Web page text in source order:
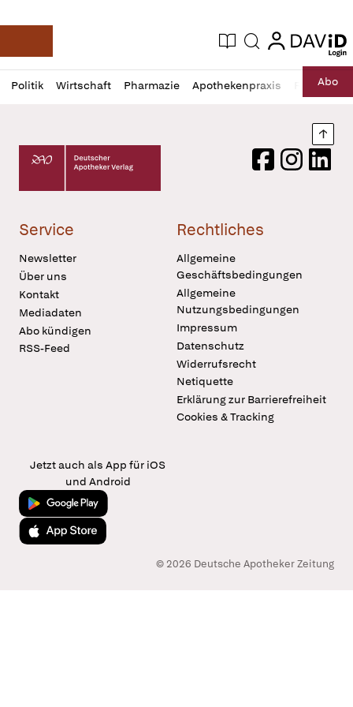
Deutsche Apotheker Zeitung
Aktuelle Ausgabe
Suche login
login
Politik Wirtschaft Pharmazie Apothekenpraxis RechtAbo
Profil
öffnen
Daz
Pur
Deutscher Apotheker Verlag Logo
FacebookInstagram
Service
Newsletter
Über uns
Kontakt
Mediadaten
Abo kündigen
RSS-Feed
Rechtliches
Allgemeine
Geschäftsbedingungen
Allgemeine
Nutzungsbedingungen
Impressum
Datenschutz
Widerrufsrecht
Netiquette
Erklärung zur Barrierefreiheit
Cookies & Tracking
Jetzt auch als App für iOS
und Android
Jetzt bei Google Play
Laden im App Store
© 2026 Deutsche Apotheker Zeitung